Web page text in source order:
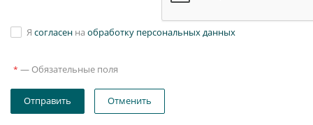
Я согласен на обработку персональных данных
* — Обязательные поля
Отправить Отменить